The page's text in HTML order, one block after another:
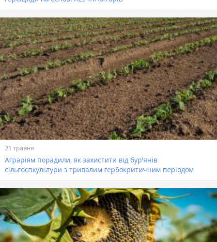
21 травня
Аграріям порадили, як захистити від бур'янів
сільгоспкультури з тривалим гербокритичним періодом